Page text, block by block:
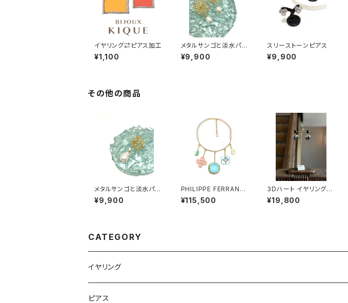
イヤリング⇄ピアス加工
¥1,100
メタルサンゴと淡水パー
ル イヤリング・ピアス
¥9,900
スリーストーンピアス
¥9,900
その他の商品
メタルサンゴと淡水パー
ル ブローチ
¥9,900
PHILIPPE FERRANDI
S ソルベ ネックレス #1
¥115,500
3Dハート イヤリング・
ピアス #1
¥19,800
CATEGORY
イヤリング
ピアス